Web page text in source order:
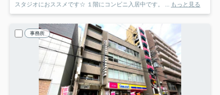
スタジオにおススメです☆ １階にコンビニ入居中です。 ...
もっと見る
事務所